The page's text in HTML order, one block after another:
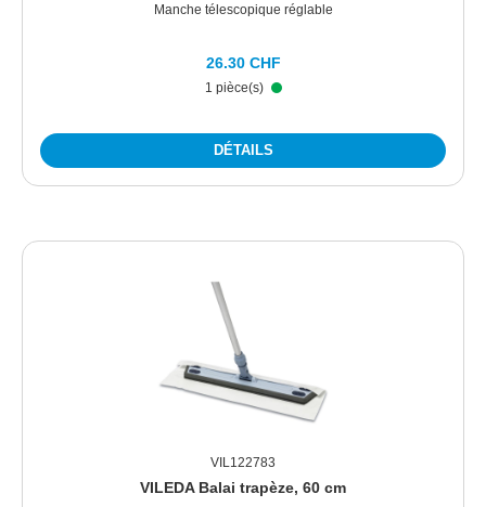
Manche télescopique réglable
1 pièce(s)
26.30 CHF
DÉTAILS
VIL122783
VILEDA Balai trapèze, 60 cm